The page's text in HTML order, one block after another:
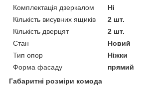
Комплектація дзеркалом
Ні
Кількість висувних ящиків
2 шт.
Кількість дверцят
2 шт.
Стан
Новий
Тип опор
Ніжки
Форма фасаду
прямий
Габаритні розміри комода